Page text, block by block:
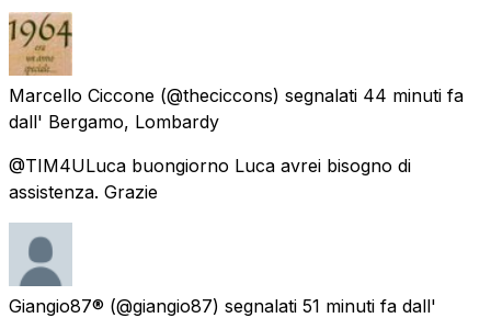
Marcello Ciccone (@theciccons) segnalati 44 minuti fa
dall' Bergamo, Lombardy
@TIM4ULuca buongiorno Luca avrei bisogno di
assistenza. Grazie
Giangio87® (@giangio87) segnalati 51 minuti fa dall'